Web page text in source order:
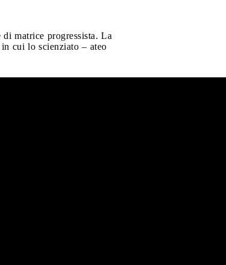
matrice progressista. La
cui lo scienziato – ateo